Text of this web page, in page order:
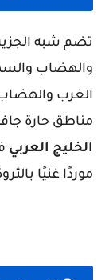
تضم شبه
والهضاب
الغرب
مناطق حارة
الخليج العربي
موردًا غنيًا